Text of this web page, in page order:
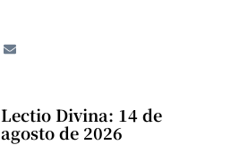
Lectio Divina: 14 de
agosto de 2026